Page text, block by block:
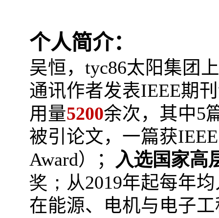
个人简介：
吴恒，tyc86太阳集团
通讯作者发表IEEE期
用量5200余次，其中5
被引论文，一篇获
Award）； 入选国家高
奖；从2019年起每年
在能源、电机与电子